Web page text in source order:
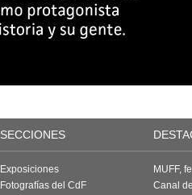
SECCIONES
Exposiciones
Fotografías del CdF
MUFF,
Canal